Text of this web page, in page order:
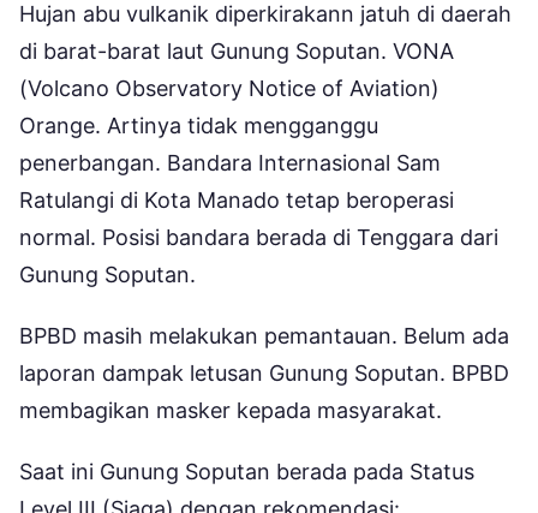
Hujan abu vulkanik diperkirakann jatuh di daerah
di barat-barat laut Gunung Soputan. VONA
(Volcano Observatory Notice of Aviation)
Orange. Artinya tidak mengganggu
penerbangan. Bandara Internasional Sam
Ratulangi di Kota Manado tetap beroperasi
normal. Posisi bandara berada di Tenggara dari
Gunung Soputan.
BPBD masih melakukan pemantauan. Belum ada
laporan dampak letusan Gunung Soputan. BPBD
membagikan masker kepada masyarakat.
Saat ini Gunung Soputan berada pada Status